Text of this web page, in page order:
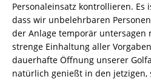
Personaleinsatz kontrollieren. Es
dass wir unbelehrbaren
der Anlage temporär untersagen
strenge Einhaltung aller
dauerhafte Öffnung unserer
natürlich genießt in den jetzigen,